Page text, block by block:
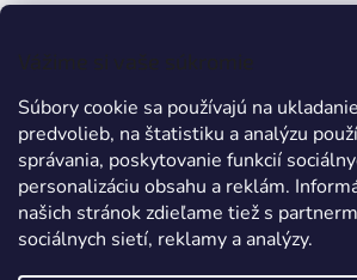
Vážime si vaše súkromie
Súbory cookie sa používajú na
predvolieb, na štatistiku a analýzu
správania, poskytovanie funkcií
personalizáciu obsahu a reklám.
našich stránok zdieľame tiež s
sociálnych sietí, reklamy a analýzy.
Prijímame online platby